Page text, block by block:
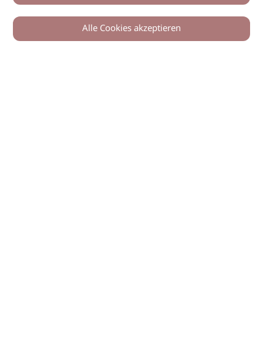
0
Alle Cookies akzeptieren